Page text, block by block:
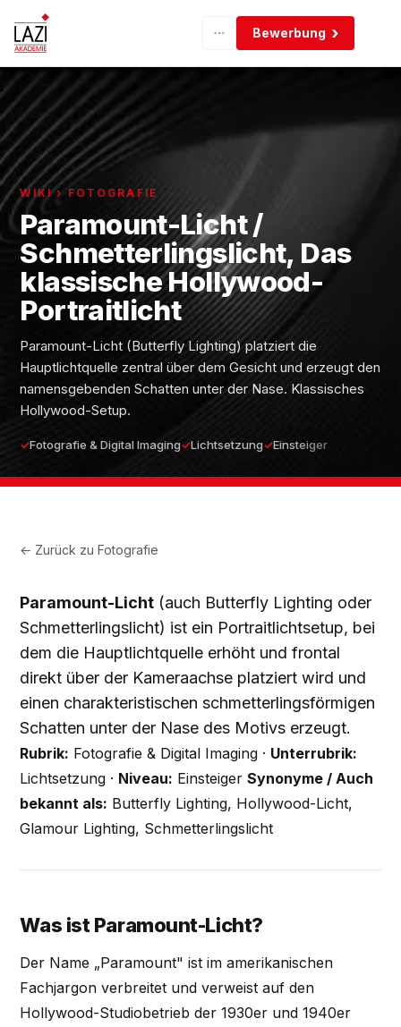
Bewerbung
WIKI › FOTOGRAFIE
Paramount-Licht /
Schmetterlingslicht, Das
klassische Hollywood-
Portraitlicht
Paramount-Licht (Butterfly Lighting) platziert die
Hauptlichtquelle zentral über dem Gesicht und erzeugt den
namensgebenden Schatten unter der Nase. Klassisches
Hollywood-Setup.
Fotografie & Digital Imaging Lichtsetzung Einsteiger
← Zurück zuFotografie
Paramount-Licht (auch Butterfly Lighting oder
Schmetterlingslicht) ist ein Portraitlichtsetup, bei
dem die Hauptlichtquelle erhöht und frontal
direkt über der Kameraachse platziert wird und
einen charakteristischen schmetterlingsförmigen
Schatten unter der Nase des Motivs erzeugt.
Rubrik: Fotografie & Digital Imaging · Unterrubrik:
Lichtsetzung · Niveau: EinsteigerSynonyme / Auch
bekannt als: Butterfly Lighting, Hollywood-Licht,
Glamour Lighting, Schmetterlingslicht
Was ist Paramount-Licht?
Der Name „Paramount" ist im amerikanischen
Fachjargon verbreitet und verweist auf den
Hollywood-Studiobetrieb der 1930er und 1940er